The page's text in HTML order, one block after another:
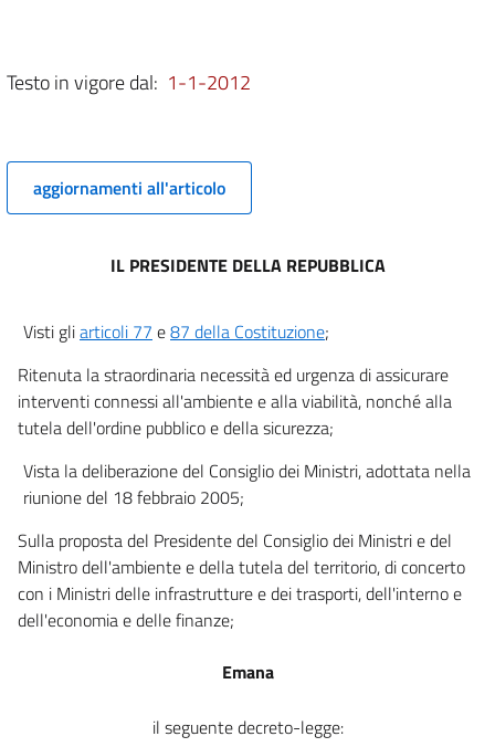
Testo in vigore dal: 1-1-2012
aggiornamenti all'articolo
IL PRESIDENTE DELLA REPUBBLICA
Visti gliarticoli 77 e87 della Costituzione;
Ritenuta la straordinaria necessità ed urgenza di assicurare
interventi connessi all'ambiente e alla viabilità, nonché alla
tutela dell'ordine pubblico e della sicurezza;
Vista la deliberazione del Consiglio dei Ministri, adottata nella
riunione del 18 febbraio 2005;
Sulla proposta del Presidente del Consiglio dei Ministri e del
Ministro dell'ambiente e della tutela del territorio, di concerto
con i Ministri delle infrastrutture e dei trasporti, dell'interno e
dell'economia e delle finanze;
Emana
il seguente decreto-legge: